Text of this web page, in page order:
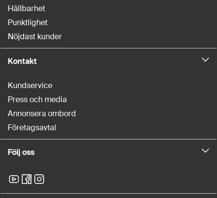
Hållbarhet
Punktlighet
Nöjdast kunder
Kontakt
Kundservice
Press och media
Annonsera ombord
Företagsavtal
Följ oss